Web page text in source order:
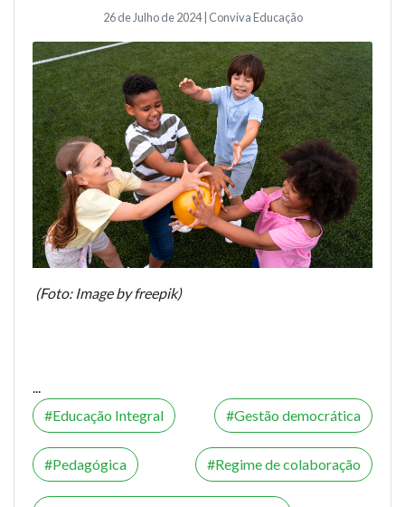
26 de Julho de 2024 | Conviva Educação
(Foto: Image by freepik)
...
Educação Integral
Gestão democrática
Pedagógica Regime de colaboração